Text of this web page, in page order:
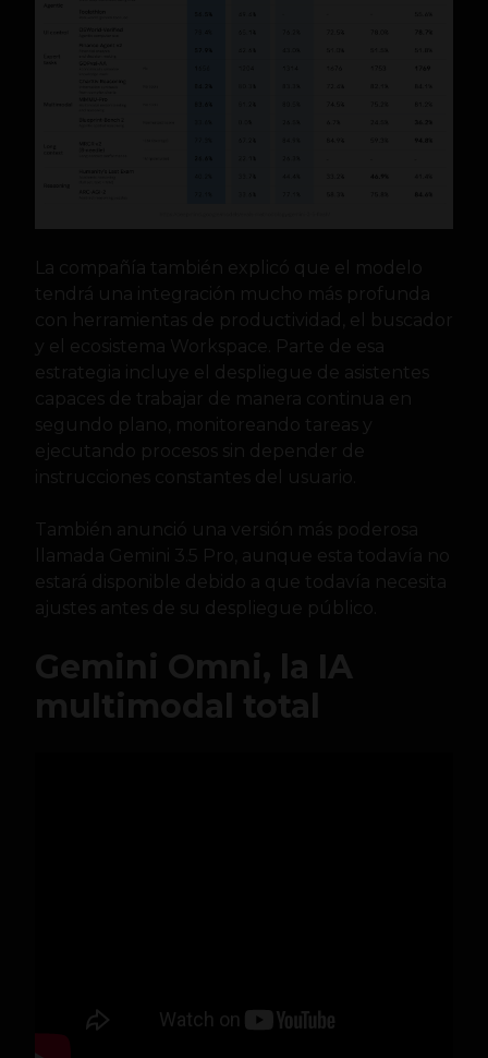
La compañía también explicó que el modelo
tendrá una integración mucho más profunda
con herramientas de productividad, el buscador
y el ecosistema Workspace. Parte de esa
estrategia incluye el despliegue de asistentes
capaces de trabajar de manera continua en
segundo plano, monitoreando tareas y
ejecutando procesos sin depender de
instrucciones constantes del usuario.
También anunció una versión más poderosa
llamada Gemini 3.5 Pro, aunque esta todavía no
estará disponible debido a que todavía necesita
ajustes antes de su despliegue público.
Gemini Omni, la IA
multimodal total